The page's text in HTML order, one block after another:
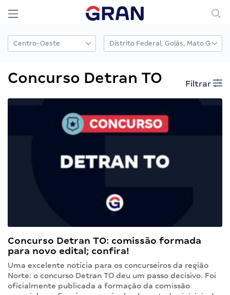
Concurso Detran TO Filtrar
Concurso Detran TO: comissão formada
para novo edital; confira!
Uma excelente notícia para os concurseiros da região
Norte: o concurso Detran TO deu um passo decisivo. Foi
oficialmente publicada a formação da comissão